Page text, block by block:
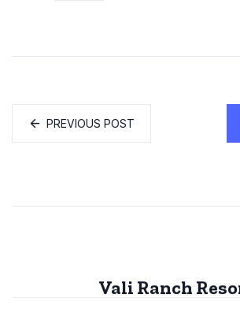
PREVIOUS POST
Vali Ranch